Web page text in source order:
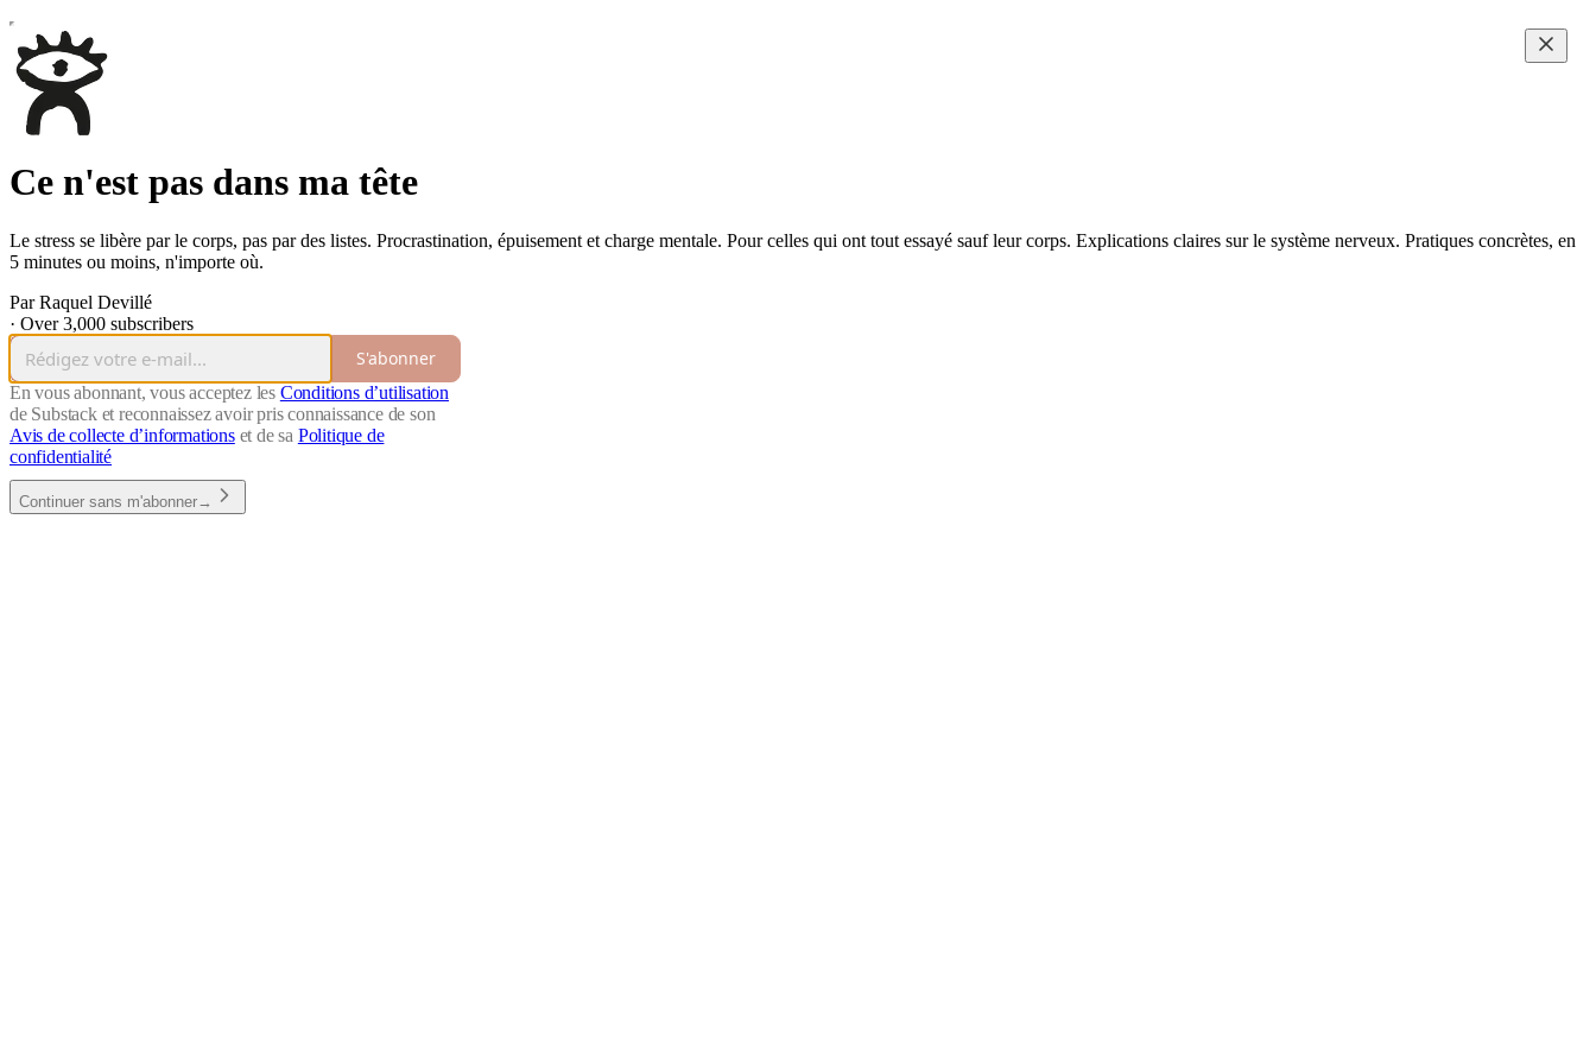
Ce n'est pas dans ma tête
Le stress se libère par le corps, pas par des listes. Procrastination, épuisement et charge mentale. Pour celles qui ont tout essayé sauf leur corps. Explications claires sur le système nerveux. Pratiques concrètes, en
5 minutes ou moins, n'importe où.
Par Raquel Devillé
· Over 3,000 subscribers
S'abonner
En vous abonnant, vous acceptez les Conditions d’utilisation
de Substack et reconnaissez avoir pris connaissance de son
Avis de collecte d’informationset de sa Politique de
confidentialité
Continuer sans m'abonner→